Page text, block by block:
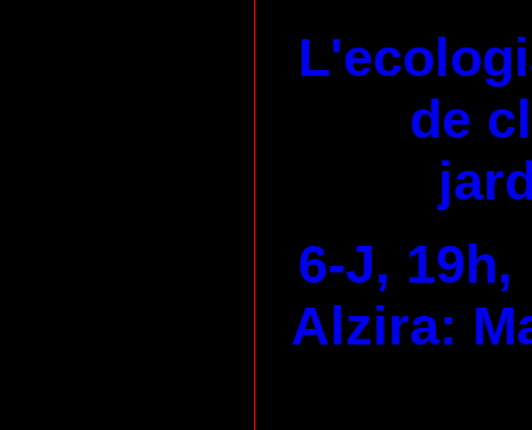
de
6-J, 19h,
Alzira: